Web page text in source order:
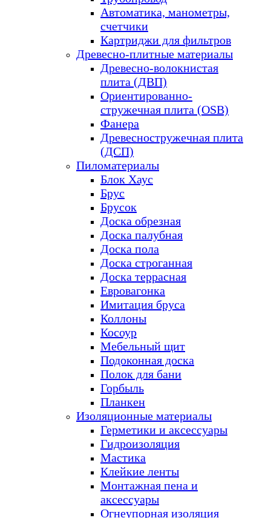
Автоматика, манометры,
счетчики
Картриджи для фильтров
Древесно-плитные материалы
Древесно-волокнистая
плита (ДВП)
Ориентированно-
стружечная плита (OSB)
Фанера
Древесностружечная плита
(ДСП)
Пиломатериалы
Блок Хаус
Брус
Брусок
Доска обрезная
Доска палубная
Доска пола
Доска строганная
Доска террасная
Евровагонка
Имитация бруса
Коллоны
Косоур
Мебельный щит
Подоконная доска
Полок для бани
Горбыль
Планкен
Изоляционные материалы
Герметики и аксессуары
Гидроизоляция
Мастика
Клейкие ленты
Монтажная пена и
аксессуары
Огнеупорная изоляция